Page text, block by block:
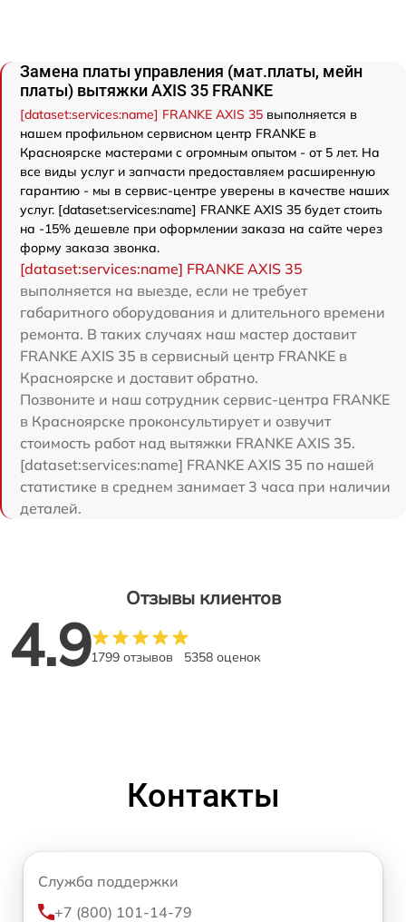
Замена платы управления (мат.платы, мейн
платы) вытяжки AXIS 35 FRANKE
[dataset:services:name] FRANKE AXIS 35 выполняется в
нашем профильном сервисном центр FRANKE в
Красноярске мастерами с огромным опытом - от 5 лет. На
все виды услуг и запчасти предоставляем расширенную
гарантию - мы в сервис-центре уверены в качестве наших
услуг. [dataset:services:name] FRANKE AXIS 35 будет стоить
на -15% дешевле при оформлении заказа на сайте через
форму заказа звонка.
[dataset:services:name] FRANKE AXIS 35
выполняется на выезде, если не требует
габаритного оборудования и длительного времени
ремонта. В таких случаях наш мастер доставит
FRANKE AXIS 35 в сервисный центр FRANKE в
Красноярске и доставит обратно.
Позвоните и наш сотрудник сервис-центра FRANKE
в Красноярске проконсультирует и озвучит
стоимость работ над вытяжки FRANKE AXIS 35.
[dataset:services:name] FRANKE AXIS 35 по нашей
статистике в среднем занимает 3 часа при наличии
деталей.
Отзывы клиентов
4.91799 отзывов 5358 оценок
Контакты
Служба поддержки
+7 (800) 101-14-79